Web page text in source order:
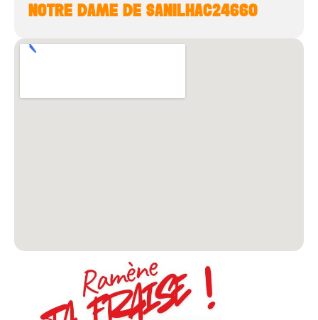
NOTRE DAME DE SANILHAC24660